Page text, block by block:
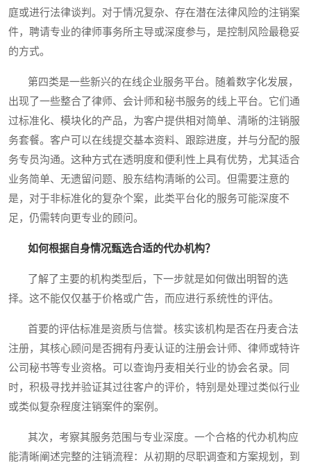
庭或进行法律谈判。对于情况复杂、存在潜在法律风险的注销案
件，聘请专业的律师事务所主导或深度参与，是控制风险最稳妥
的方式。
第四类是一些新兴的在线企业服务平台。随着数字化发展，
出现了一些整合了律师、会计师和秘书服务的线上平台。它们通
过标准化、模块化的产品，为客户提供相对简单、清晰的注销服
务套餐。客户可以在线提交基本资料、跟踪进度，并与分配的服
务专员沟通。这种方式在透明度和便利性上具有优势，尤其适合
业务简单、无遗留问题、股东结构清晰的公司。但需要注意的
是，对于非标准化的复杂个案，此类平台化的服务可能深度不
足，仍需转向更专业的顾问。
如何根据自身情况甄选合适的代办机构？
了解了主要的机构类型后，下一步就是如何做出明智的选
择。这不能仅仅基于价格或广告，而应进行系统性的评估。
首要的评估标准是资质与信誉。核实该机构是否在丹麦合法
注册，其核心顾问是否拥有丹麦认证的注册会计师、律师或特许
公司秘书等专业资格。可以查询丹麦相关行业的协会名录。同
时，积极寻找并验证其过往客户的评价，特别是处理过类似行业
或类似复杂程度注销案件的案例。
其次，考察其服务范围与专业深度。一个合格的代办机构应
能清晰阐述完整的注销流程：从初期的尽职调查和方案规划，到